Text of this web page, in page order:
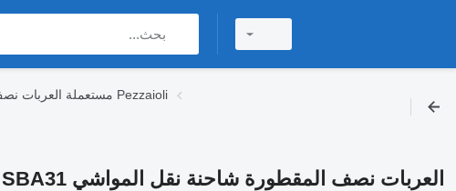
مستعملة العربات نصف المقطورة شاحنات نقل المواشي Pezzaioli
العربات نصف المقطورة شاحنة نقل المواشي Pezzaioli SBA31